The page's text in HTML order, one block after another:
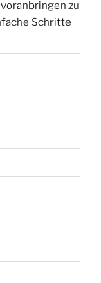
voranbringen zu
Schritte